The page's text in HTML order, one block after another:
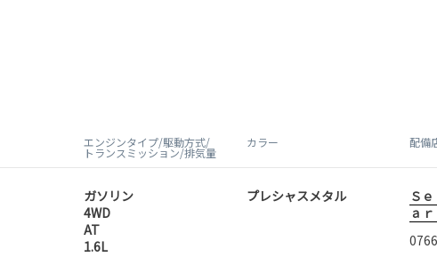
エンジンタイプ/駆動方式/
トランスミッション/排気量
カラー 配備
ガソリン
4WD
AT
1.6L
プレシャスメタル
Ｓ
ａ